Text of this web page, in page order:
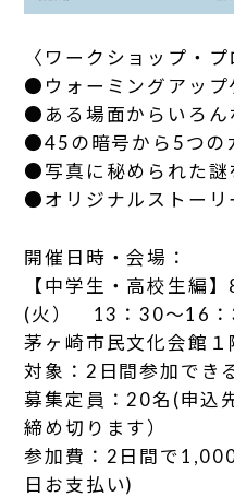
〈ワークショップ・プ
●ウォーミングアップ
●ある場面からいろん
●45の暗号から5つの
●写真に秘められた謎
●オリジナルストーリ
開催日時・会場：
【中学生・高校生編
(火） 13：30～16
茅ヶ崎市民文化会館
対象：2日間参加でき
募集定員：20名(申込
締め切ります）
参加費：2日間で
日お支払い)